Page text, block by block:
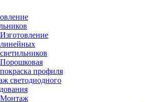
Изготовление
линейных
светильников
Порошковая
покраска профиля
светодиодного
Монтаж